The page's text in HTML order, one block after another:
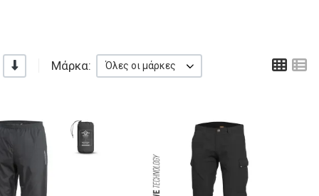
-/+ Μάρκα: Όλες οι μάρκες
Προσθήκη στα αγαπημένα
Προσθήκη για σύγκριση
Γρήγορη ματιά